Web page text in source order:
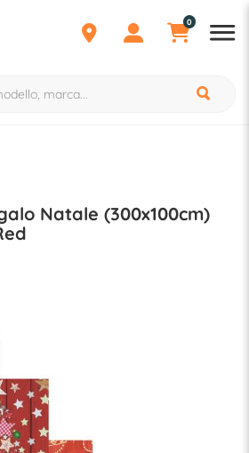
0
Natale (300x100cm)